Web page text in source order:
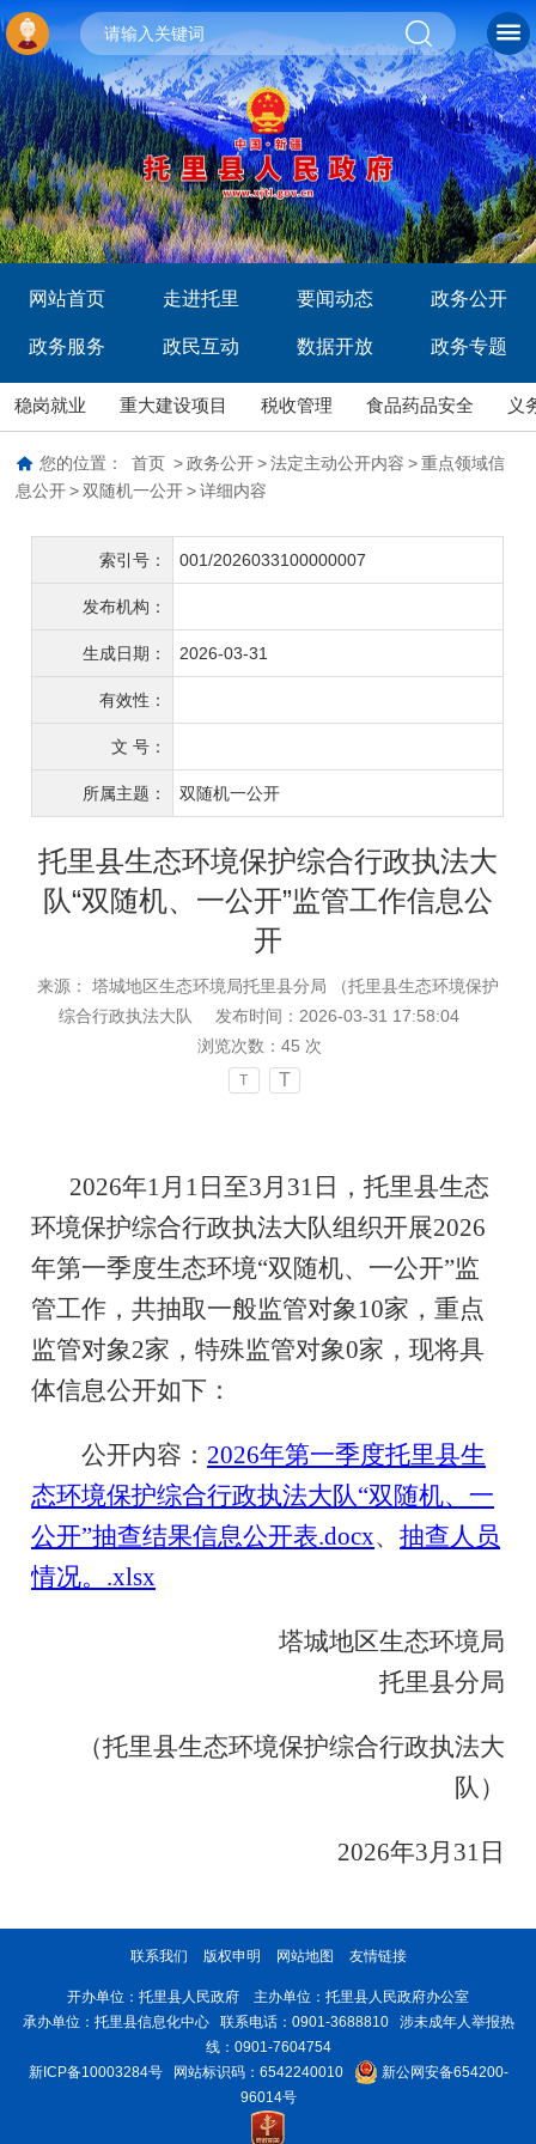
网站首页 走进托里 要闻动态 政务公开
政务服务 政民互动 数据开放 政务专题
稳岗就业 重大建设项目 税收管理 食品药品安全 义
您的位置： 首页 > 政务公开 > 法定主动公开内容 > 重点领域信
息公开 > 双随机一公开 > 详细内容
索引号： 001/2026033100000007
发布机构：
生成日期： 2026-03-31
有效性：
文 号：
所属主题： 双随机一公开
托里县生态环境保护综合行政执法大
队“双随机、一公开”监管工作信息公
开
来源： 塔城地区生态环境局托里县分局 （托里县生态环境保护
综合行政执法大队
发布时间：2026-03-31 17:58:04
浏览次数： 45 次
T T
2026年1月1日至3月31日，托里县生态
环境保护综合行政执法大队组织开展2026
年第一季度生态环境“双随机、一公开”监
管工作，共抽取一般监管对象10家，重点
监管对象2家，特殊监管对象0家，现将具
体信息公开如下：
公开内容： 2026年第一季度托里县生
态环境保护综合行政执法大队“双随机、一
公开”抽查结果信息公开表.docx、抽查人员
情况。.xlsx
塔城地区生态环境局
托里县分局
（托里县生态环境保护综合行政执法大
队）
2026年3月31日
联系我们 版权申明 网站地图 友情链接
开办单位：托里县人民政府 主办单位：托里县人民政府办公室
承办单位：托里县信息化中心 联系电话：0901-3688810 涉未成年人举报热
线：0901-7604754
新ICP备10003284号网站标识码：6542240010
新公网安备654200-
96014号